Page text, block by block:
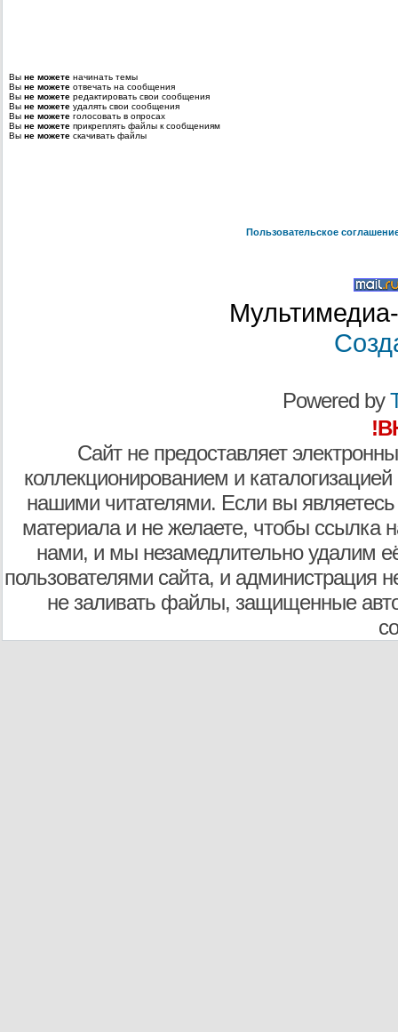
Вы не можете начинать темы
Вы не можете отвечать на сообщения
Вы не можете редактировать свои сообщения
Вы не можете удалять свои сообщения
Вы не можете голосовать в опросах
Вы не можете прикреплять файлы к сообщениям
Вы не можете скачивать файлы
Пользовательское
Powered by
Сайт не предоставляет
коллекционированием и
нашими читателями. Если вы являетесь
материала и не желаете, чтобы ссылка
нами, и мы незамедлительно удалим
пользователями сайта, и администрация
не заливать файлы, защищенные